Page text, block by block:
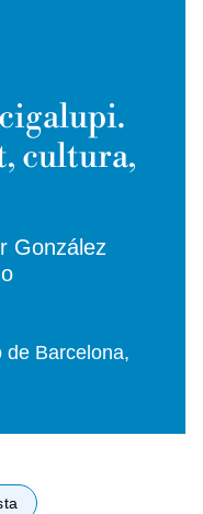
cultura,
González
de Barcelona,